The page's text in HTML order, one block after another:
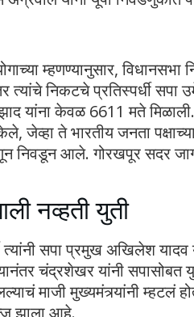
म्हणण्यानुसार,
त्यांचे निकटचे प्रतिस्पर्धी सपा
यांना केवळ 6611 मते
जेव्हा ते भारतीय जनता
निवडून आले. गोरखपूर सदर
नव्हती युती
त्यांनी सपा प्रमुख अखिलेश
चंद्रशेखर यांनी सपासोबत
माजी मुख्यमंत्र्यांनी
झाला आहे.